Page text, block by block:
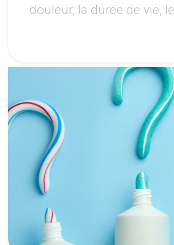
douleur, la durée de vie,
option moderne pour
sourire harmonieux.